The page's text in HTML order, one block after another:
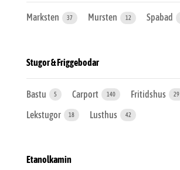
Marksten 37 Mursten 12 Spabad
Stugor & Friggebodar
Bastu 5 Carport 140 Fritidshus 29
Lekstugor 18 Lusthus 42
Etanolkamin